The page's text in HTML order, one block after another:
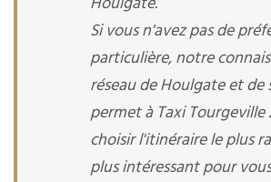
Si vous n'avez pas de
particulière, notre
réseau de Houlgate et de
permet à Taxi Tourgeville
choisir l'itinéraire le plus
plus intéressant pour